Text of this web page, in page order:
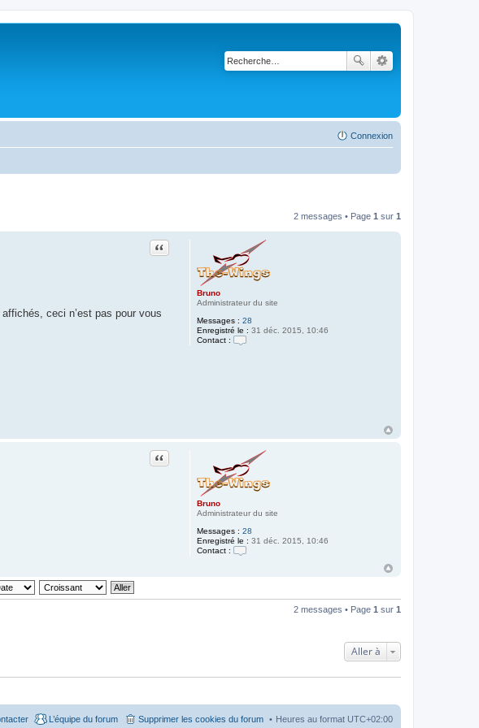
Connexion
2 messages • Page 1 sur 1
Bruno
Administrateur du site
Messages : 28
Enregistré le : 31 déc. 2015, 10:46
Contact :
B
u
n
o
Citation
ceci n’est pas pour vous
Bruno
Administrateur du site
Messages : 28
Enregistré le : 31 déc. 2015, 10:46
Contact :
a
n
Citation
2 messages • Page 1 sur 1
Aller à
Heures au format UTC+02:00
Supprimer les cookies du forum
L’équipe du forum